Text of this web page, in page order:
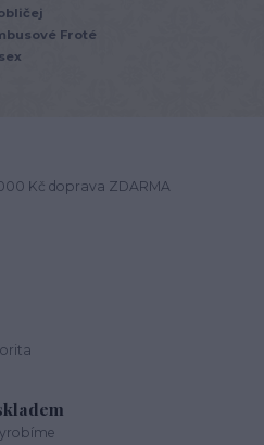
Froté
Kč doprava ZDARMA